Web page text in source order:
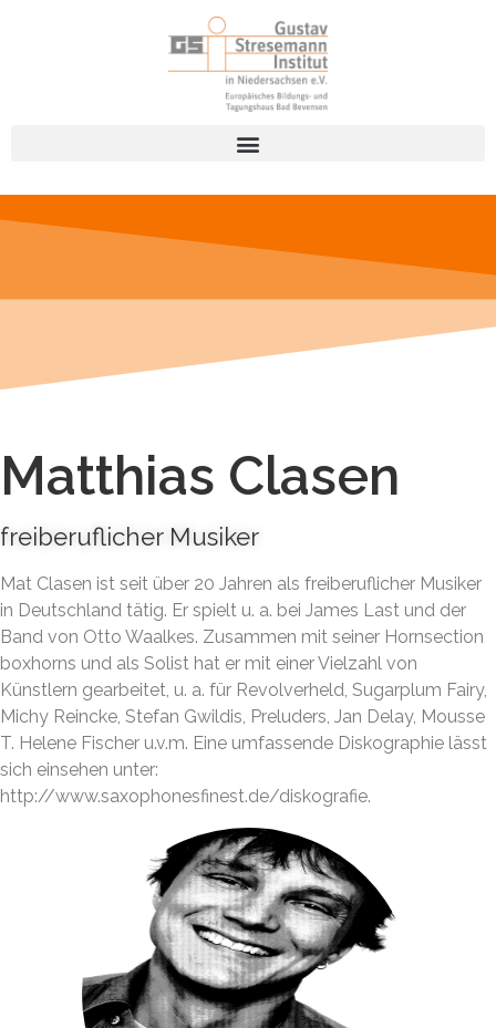
Matthias Clasen
freiberuflicher Musiker
Mat Clasen ist seit über 20 Jahren als freiberuflicher Musiker
in Deutschland tätig. Er spielt u. a. bei James Last und der
Band von Otto Waalkes. Zusammen mit seiner Hornsection
boxhorns und als Solist hat er mit einer Vielzahl von
Künstlern gearbeitet, u. a. für Revolverheld, Sugarplum Fairy,
Michy Reincke, Stefan Gwildis, Preluders, Jan Delay, Mousse
T. Helene Fischer u.v.m. Eine umfassende Diskographie lässt
sich einsehen unter:
http://www.saxophonesfinest.de/diskografie.